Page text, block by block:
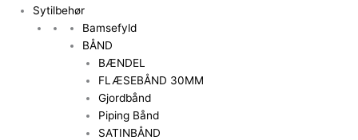
Sytilbehør
Bamsefyld
BÅND
BÆNDEL
FLÆSEBÅND 30MM
Gjordbånd
Piping Bånd
SATINBÅND